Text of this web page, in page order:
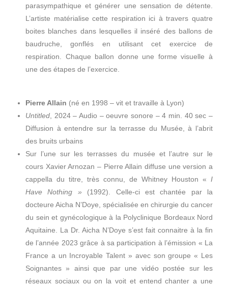
parasympathique et générer une sensation de détente.
L’artiste matérialise cette respiration ici à travers quatre
boites blanches dans lesquelles il inséré des ballons de
baudruche, gonflés en utilisant cet exercice de
respiration. Chaque ballon donne une forme visuelle à
une des étapes de l’exercice.
Pierre Allain (né en 1998 – vit et travaille à Lyon)
Untitled , 2024 – Audio – oeuvre sonore – 4 min. 40 sec –
Diffusion à entendre sur la terrasse du Musée, à l’abrit
des bruits urbains
Sur l’une sur les terrasses du musée et l’autre sur le
cours Xavier Arnozan – Pierre Allain diffuse une version a
cappella du titre, très connu, de Whitney Houston « I
Have Nothing » (1992). Celle-ci est chantée par la
docteure Aicha N’Doye, spécialisée en chirurgie du cancer
du sein et gynécologique à la Polyclinique Bordeaux Nord
Aquitaine. La Dr. Aicha N’Doye s’est fait connaitre à la fin
de l’année 2023 grâce à sa participation à l’émission « La
France a un Incroyable Talent » avec son groupe « Les
Soignantes » ainsi que par une vidéo postée sur les
réseaux sociaux ou on la voit et entend chanter a une